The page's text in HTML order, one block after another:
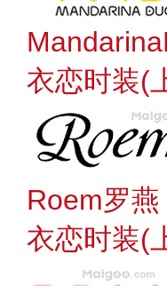
衣恋时装(
Roem罗燕
衣恋时装(